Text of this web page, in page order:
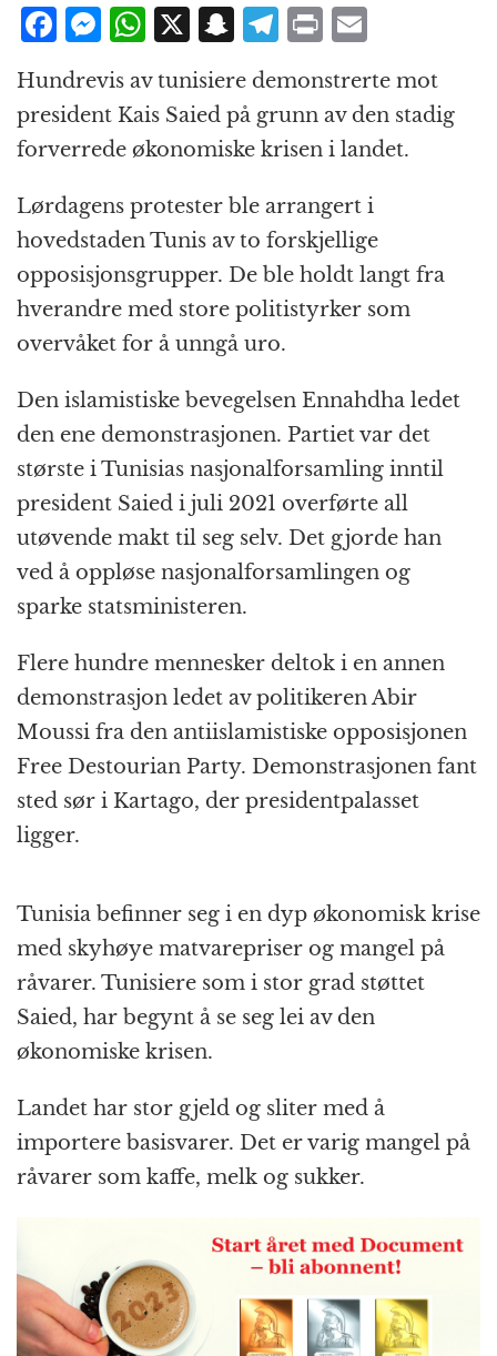
F
a
c
e
b
o
o
k
M
e
ss
e
n
g
e
r
W
at
s
A
p
p
X S
n
a
p
c
h
at
T
e
g
r
a
m
P
n
t
ai
l
Hundrevis av tunisiere demonstrerte mot
president Kais Saied på grunn av den stadig
forverrede økonomiske krisen i landet.
Lørdagens protester ble arrangert i
hovedstaden Tunis av to forskjellige
opposisjonsgrupper. De ble holdt langt fra
hverandre med store politistyrker som
overvåket for å unngå uro.
Den islamistiske bevegelsen Ennahdha ledet
den ene demonstrasjonen. Partiet var det
største i Tunisias nasjonalforsamling inntil
president Saied i juli 2021 overførte all
utøvende makt til seg selv. Det gjorde han
ved å oppløse nasjonalforsamlingen og
sparke statsministeren.
Flere hundre mennesker deltok i en annen
demonstrasjon ledet av politikeren Abir
Moussi fra den antiislamistiske opposisjonen
Free Destourian Party. Demonstrasjonen fant
sted sør i Kartago, der presidentpalasset
ligger.
Tunisia befinner seg i en dyp økonomisk krise
med skyhøye matvarepriser og mangel på
råvarer. Tunisiere som i stor grad støttet
Saied, har begynt å se seg lei av den
økonomiske krisen.
Landet har stor gjeld og sliter med å
importere basisvarer. Det er varig mangel på
råvarer som kaffe, melk og sukker.